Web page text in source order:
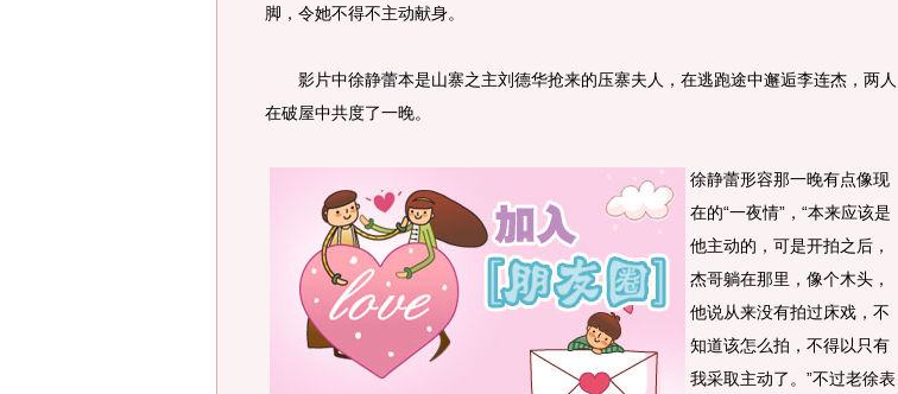
脚，令她不得不主动献身。
影片中徐静蕾本是山寨之主刘德华抢来的压寨夫人，在逃跑途中邂逅李连杰，两人
在破屋中共度了一晚。
徐静蕾形容那一晚有点像现
在的“一夜情”，“本来应该是
他主动的，可是开拍之后，
杰哥躺在那里，像个木头，
他说从来没有拍过床戏，不
知道该怎么拍，不得以只有
我采取主动了。”不过老徐表